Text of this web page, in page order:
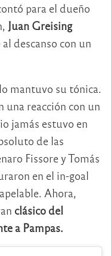
para el dueño
Juan Greising
descanso con un
mantuvo su tónica.
una reacción con un
jamás estuvo en
de las
Fissore y Tomás
en el in-goal
Ahora,
clásico del
a Pampas.